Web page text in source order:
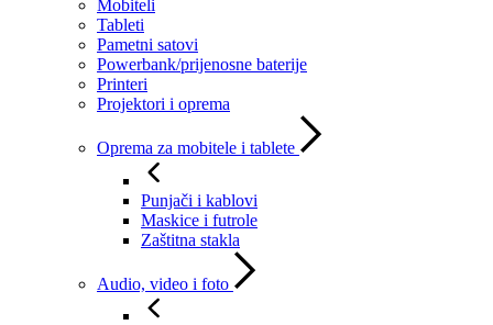
Mobiteli
Tableti
Pametni satovi
Powerbank/prijenosne baterije
Printeri
Projektori i oprema
Oprema za mobitele i tablete
Punjači i kablovi
Maskice i futrole
Zaštitna stakla
Audio, video i foto